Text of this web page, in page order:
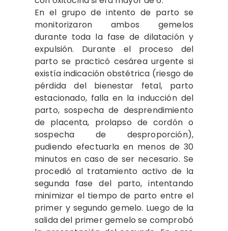
En el grupo de intento de parto se
monitorizaron ambos gemelos
durante toda la fase de dilatación y
expulsión. Durante el proceso del
parto se practicó cesárea urgente si
existía indicación obstétrica (riesgo de
pérdida del bienestar fetal, parto
estacionado, falla en la inducción del
parto, sospecha de desprendimiento
de placenta, prolapso de cordón o
sospecha de desproporción),
pudiendo efectuarla en menos de 30
minutos en caso de ser necesario. Se
procedió al tratamiento activo de la
segunda fase del parto, intentando
minimizar el tiempo de parto entre el
primer y segundo gemelo. Luego de la
salida del primer gemelo se comprobó